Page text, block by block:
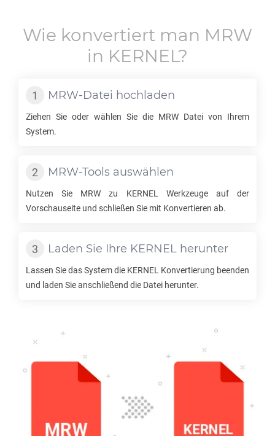
Wie konvertiert man MRW
in KERNEL?
MRW-Datei hochladen
Ziehen Sie oder wählen Sie die MRW Datei von Ihrem
System.
MRW-Tools auswählen
Nutzen Sie MRW zu KERNEL
Werkzeuge auf der
Vorschauseite und schließen Sie mit Konvertieren ab.
Laden Sie Ihre KERNEL herunter
Lassen Sie das System die KERNEL Konvertierung beenden
und laden Sie anschließend die Datei herunter.